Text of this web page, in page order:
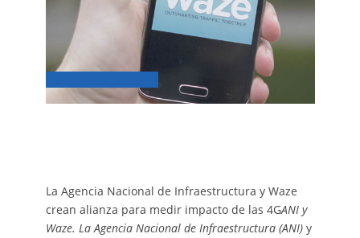
La Agencia Nacional de Infraestructura y Waze
crean alianza para medir impacto de las 4GANI y
Waze. La Agencia Nacional de Infraestructura (ANI)y